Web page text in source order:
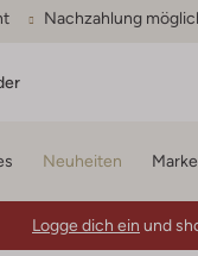
Nachzahlung
Neuheiten
Logge dich ein und